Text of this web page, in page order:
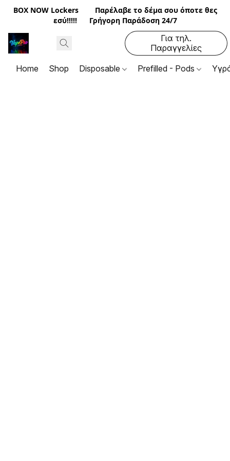
BOX NOW Lockers
Παρέλαβε το δέμα σου όποτε θες
εσύ!!!!! Γρήγορη Παράδοση 24/7
Για τηλ.
Παραγγελίες
2310 92 22 35
Home
Shop Disposable Prefilled - Pods